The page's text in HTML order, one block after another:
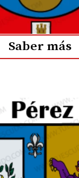
Saber más